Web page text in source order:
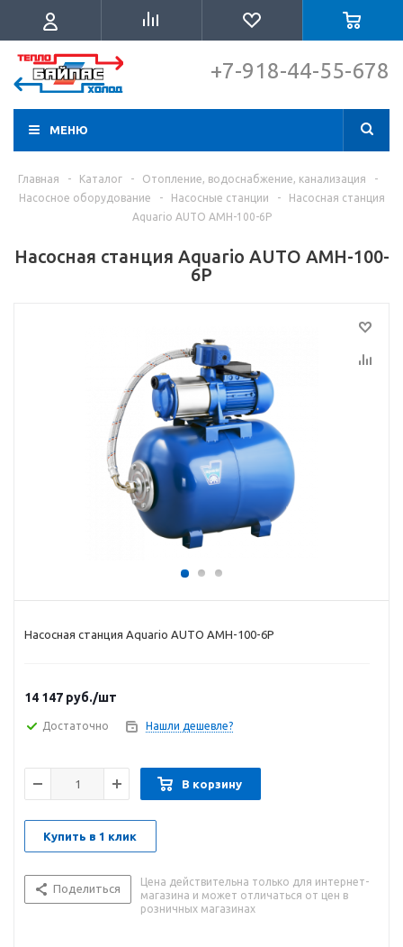
+7-918-44-55-678
МЕНЮ
Главная - Каталог - Отопление, водоснабжение, канализация
-
Насосное оборудование
- Насосные станции -
Насосная станция
Aquario AUTO AМН-100-6P
Насосная станция Aquario AUTO AМН-100-
6P
Насосная станция Aquario AUTO AМН-100-6P
14 147 руб./шт
Достаточно Нашли дешевле?
В корзину
Купить в 1 клик
Поделиться
Цена действительна только для интернет-
магазина и может отличаться от цен в
розничных магазинах